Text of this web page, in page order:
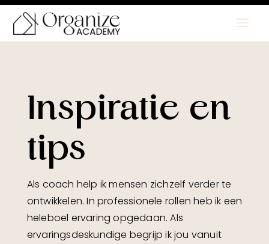
Plan jouw gratis kennismaking in
Inspiratie en
tips
Als coach help ik mensen zichzelf verder te
ontwikkelen. In professionele rollen heb ik een
heleboel ervaring opgedaan. Als
ervaringsdeskundige begrijp ik jou vanuit